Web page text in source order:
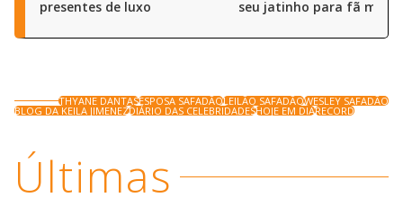
presentes de luxo
seu jatinho para fã mirim
THYANE DANTASESPOSA SAFADÃOLEILÃO SAFADÃOWESLEY SAFADÃO
BLOG DA KEILA JIMENEZDIÁRIO DAS CELEBRIDADESHOJE EM DIARECORD
Últimas